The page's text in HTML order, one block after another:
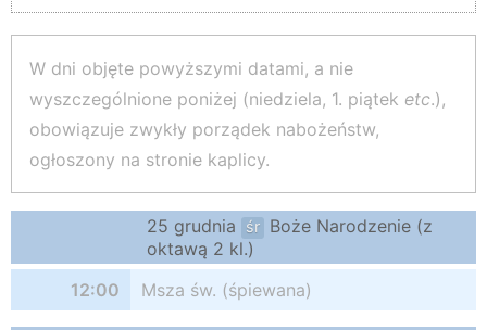
W dni objęte powyższymi datami, a nie
wyszczególnione poniżej (niedziela, 1. piątek etc.),
obowiązuje zwykły porządek nabożeństw,
ogłoszony na stronie kaplicy.
25 grudnia śr Boże Narodzenie (z
oktawą 2 kl.)
12:00
Msza św. (śpiewana)